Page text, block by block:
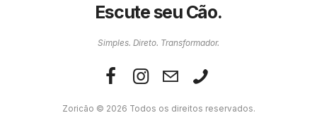
Escute seu Cão.
Simples. Direto. Transformador.
Zoricão © 2026 Todos os direitos reservados.